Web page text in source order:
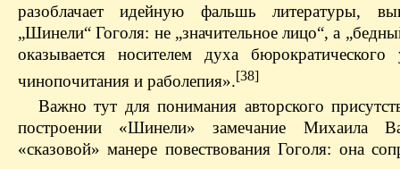
разоблачает идейную фальшь литературы,
„Шинели“ Гоголя: не „значительное лицо“, а
оказывается носителем духа бюрократического
чинопочитания и раболепия».[38]
Важно тут для понимания авторского
построении «Шинели» замечание Михаила
«сказовой» манере повествования Гоголя: она